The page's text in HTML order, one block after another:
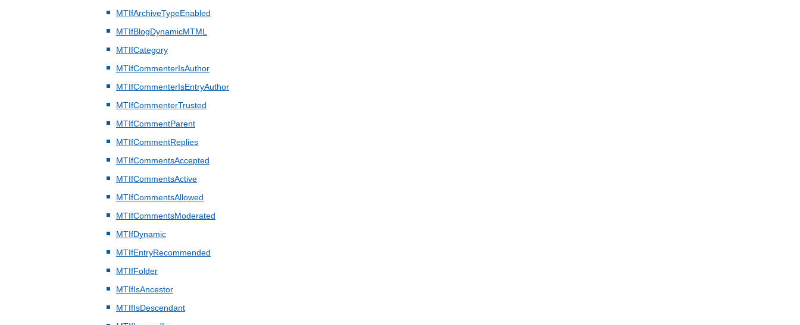
MTIfArchiveTypeEnabled
MTIfBlogDynamicMTML
MTIfCategory
MTIfCommenterIsAuthor
MTIfCommenterIsEntryAuthor
MTIfCommenterTrusted
MTIfCommentParent
MTIfCommentReplies
MTIfCommentsAccepted
MTIfCommentsActive
MTIfCommentsAllowed
MTIfCommentsModerated
MTIfDynamic
MTIfEntryRecommended
MTIfFolder
MTIfIsAncestor
MTIfIsDescendant